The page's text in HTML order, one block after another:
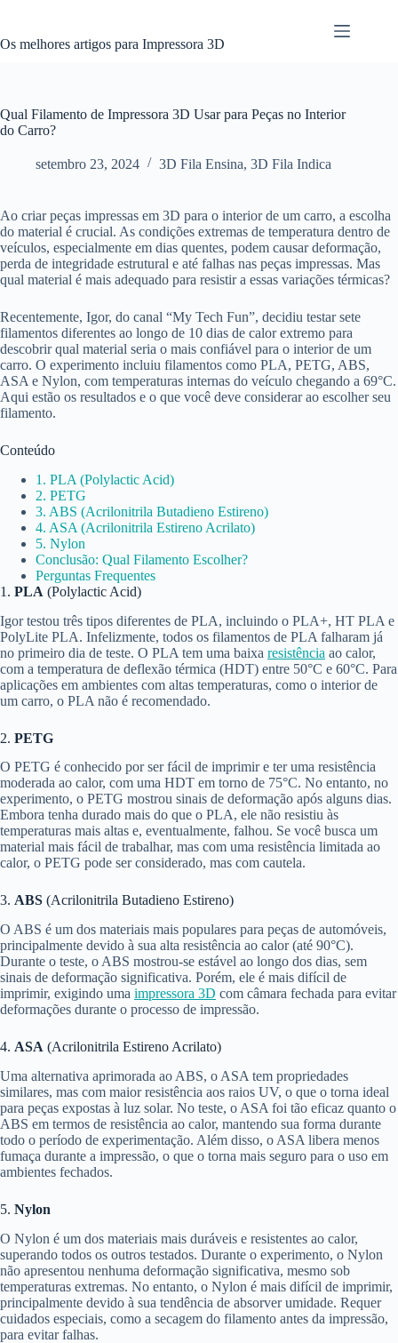
o
Os melhores artigos para Impressora 3D
Qual Filamento de Impressora 3D Usar para Peças no Interior
do Carro?
setembro 23, 2024 3D Fila Ensina, 3D Fila Indica
Ao criar peças impressas em 3D para o interior de um carro, a escolha
do material é crucial. As condições extremas de temperatura dentro de
veículos, especialmente em dias quentes, podem causar deformação,
perda de integridade estrutural e até falhas nas peças impressas. Mas
qual material é mais adequado para resistir a essas variações térmicas?
Recentemente, Igor, do canal “My Tech Fun”, decidiu testar sete
filamentos diferentes ao longo de 10 dias de calor extremo para
descobrir qual material seria o mais confiável para o interior de um
carro. O experimento incluiu filamentos como PLA, PETG, ABS,
ASA e Nylon, com temperaturas internas do veículo chegando a 69°C.
Aqui estão os resultados e o que você deve considerar ao escolher seu
filamento.
Conteúdo
1. PLA (Polylactic Acid)
2. PETG
3. ABS (Acrilonitrila Butadieno Estireno)
4. ASA (Acrilonitrila Estireno Acrilato)
5. Nylon
Conclusão: Qual Filamento Escolher?
Perguntas Frequentes
1. PLA (Polylactic Acid)
Igor testou três tipos diferentes de PLA, incluindo o PLA+, HT PLA e
PolyLite PLA. Infelizmente, todos os filamentos de PLA falharam já
no primeiro dia de teste. O PLA tem uma baixa resistência ao calor,
com a temperatura de deflexão térmica (HDT) entre 50°C e 60°C. Para
aplicações em ambientes com altas temperaturas, como o interior de
um carro, o PLA não é recomendado.
2. PETG
O PETG é conhecido por ser fácil de imprimir e ter uma resistência
moderada ao calor, com uma HDT em torno de 75°C. No entanto, no
experimento, o PETG mostrou sinais de deformação após alguns dias.
Embora tenha durado mais do que o PLA, ele não resistiu às
temperaturas mais altas e, eventualmente, falhou. Se você busca um
material mais fácil de trabalhar, mas com uma resistência limitada ao
calor, o PETG pode ser considerado, mas com cautela.
3. ABS (Acrilonitrila Butadieno Estireno)
O ABS é um dos materiais mais populares para peças de automóveis,
principalmente devido à sua alta resistência ao calor (até 90°C).
Durante o teste, o ABS mostrou-se estável ao longo dos dias, sem
sinais de deformação significativa. Porém, ele é mais difícil de
imprimir, exigindo uma impressora 3D com câmara fechada para evitar
deformações durante o processo de impressão.
4. ASA (Acrilonitrila Estireno Acrilato)
Uma alternativa aprimorada ao ABS, o ASA tem propriedades
similares, mas com maior resistência aos raios UV, o que o torna ideal
para peças expostas à luz solar. No teste, o ASA foi tão eficaz quanto o
ABS em termos de resistência ao calor, mantendo sua forma durante
todo o período de experimentação. Além disso, o ASA libera menos
fumaça durante a impressão, o que o torna mais seguro para o uso em
ambientes fechados.
5. Nylon
O Nylon é um dos materiais mais duráveis e resistentes ao calor,
superando todos os outros testados. Durante o experimento, o Nylon
não apresentou nenhuma deformação significativa, mesmo sob
temperaturas extremas. No entanto, o Nylon é mais difícil de imprimir,
principalmente devido à sua tendência de absorver umidade. Requer
cuidados especiais, como a secagem do filamento antes da impressão,
para evitar falhas.